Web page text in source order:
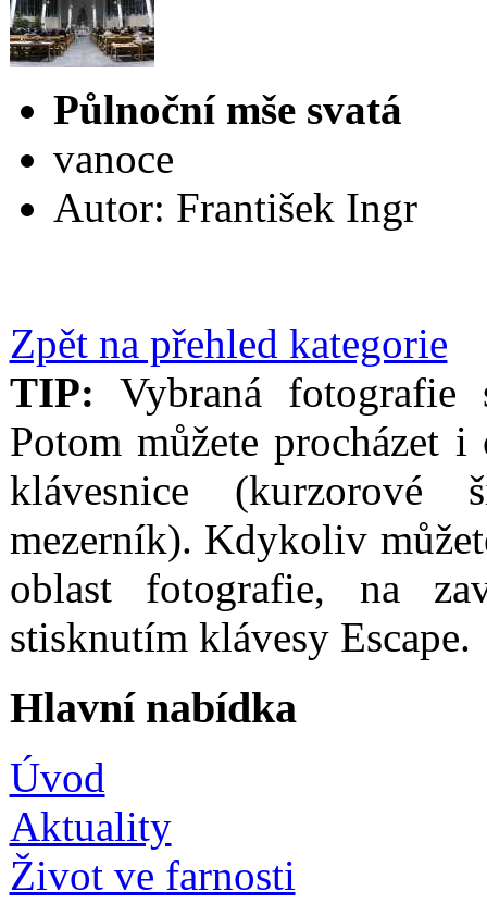
Půlnoční mše svatá
vanoce
Autor: František Ingr
Zpět na přehled kategorie
TIP: Vybraná
Potom můžete procházet
klávesnice (kurzorové
mezerník). Kdykoliv
oblast fotografie, na
stisknutím klávesy Escape.
Hlavní nabídka
Úvod
Aktuality
Život ve farnosti